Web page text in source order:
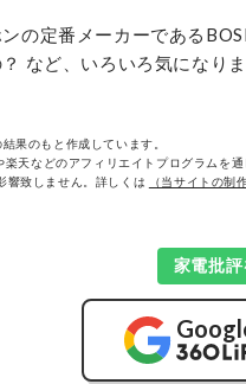
の定番メーカーである
など、いろいろ気になり
果のもと作成しています。
天などのアフィリエイトプログラムを
響致しません。詳しくは
（当サイトの制
家電批評